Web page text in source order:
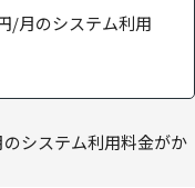
/月のシステム利用
システム利用料金がか